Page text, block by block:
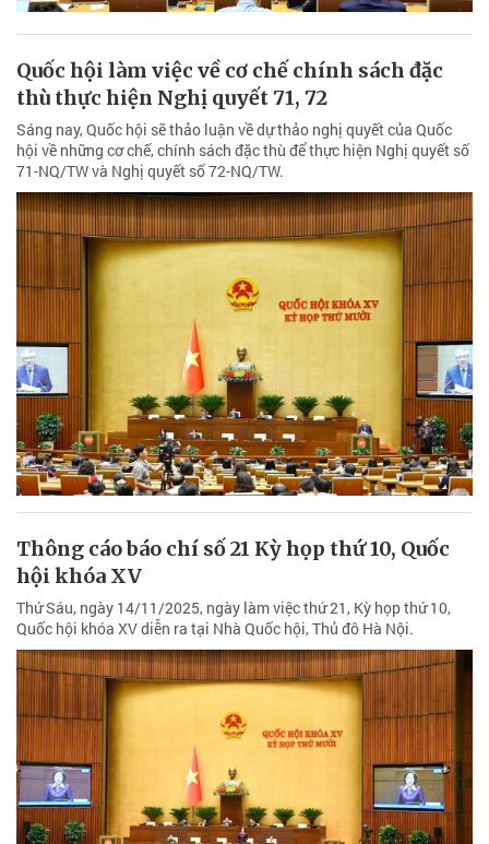
Quốc hội làm việc về cơ chế chính sách đặc
thù thực hiện Nghị quyết 71, 72
Sáng nay, Quốc hội sẽ thảo luận về dự thảo nghị quyết của Quốc
hội về những cơ chế, chính sách đặc thù để thực hiện Nghị quyết số
71-NQ/TW và Nghị quyết số 72-NQ/TW.
Thông cáo báo chí số 21 Kỳ họp thứ 10, Quốc
hội khóa XV
Thứ Sáu, ngày 14/11/2025, ngày làm việc thứ 21, Kỳ họp thứ 10,
Quốc hội khóa XV diễn ra tại Nhà Quốc hội, Thủ đô Hà Nội.